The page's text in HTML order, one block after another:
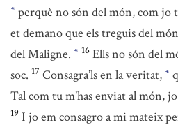
* perquè no són del món, com jo
et demano que els treguis del
del Maligne. * 16 Ells no són del
soc. 17 Consagra’ls en la veritat, *
Tal com tu m’has enviat al món,
19 I jo em consagro a mi mateix